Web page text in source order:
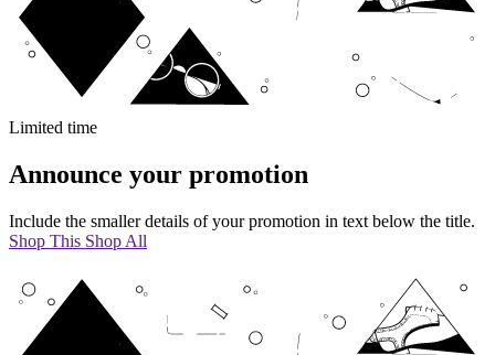
Limited time
Announce your promotion
Include the smaller details of your promotion in text below the title.
Shop This Shop All